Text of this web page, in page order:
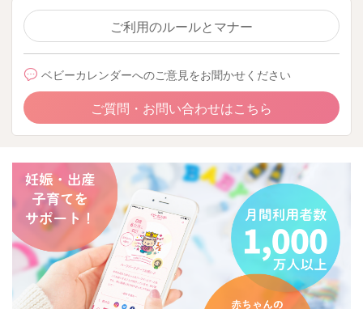
ご利用のルールとマナー
ベビーカレンダーへのご意見をお聞かせください
ご質問・お問い合わせはこちら